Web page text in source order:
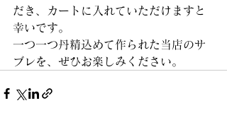
だき、カートに入れていただけますと
幸いです。
一つ一つ丹精込めて作られた当店のサ
ブレを、ぜひお楽しみください。